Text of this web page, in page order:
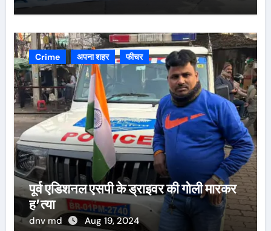
Crime अपना शहर फीचर
पूर्व एडिशनल एसपी के ड्राइवर की गोली मारकर
ह’त्या
dnv md Aug 19, 2024